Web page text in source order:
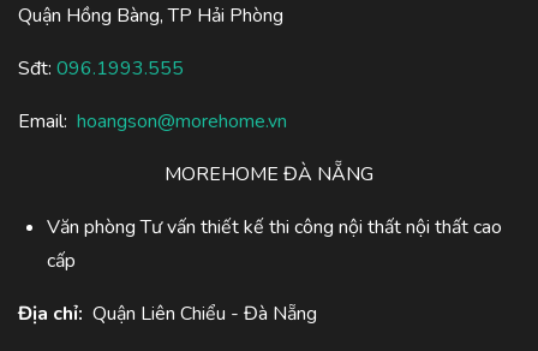
Quận Hồng Bàng, TP Hải Phòng
Sđt: 096.1993.555
Email: hoangson@morehome.vn
MOREHOME ĐÀ NẴNG
Văn phòng Tư vấn thiết kế thi công nội thất nội thất cao
cấp
Địa chỉ: Quận Liên Chiểu - Đà Nẵng